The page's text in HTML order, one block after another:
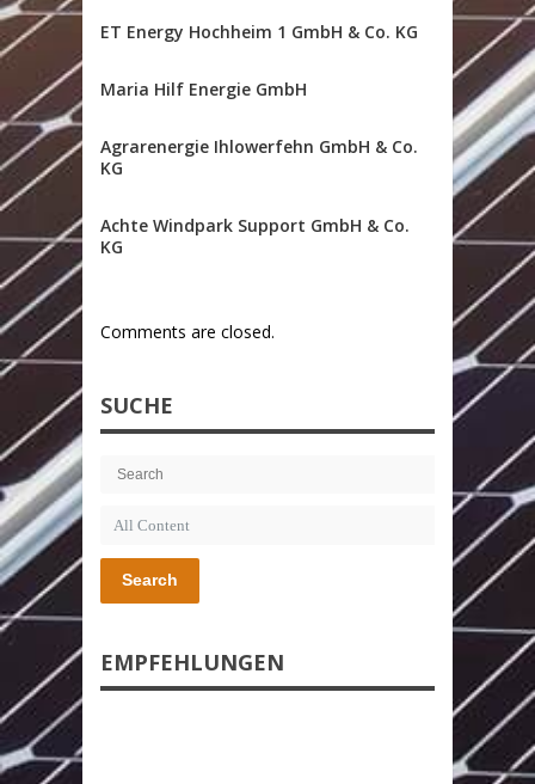
ET Energy Hochheim 1 GmbH & Co. KG
Maria Hilf Energie GmbH
Agrarenergie Ihlowerfehn GmbH & Co.
KG
Achte Windpark Support GmbH & Co.
KG
Comments are closed.
SUCHE
Search
EMPFEHLUNGEN